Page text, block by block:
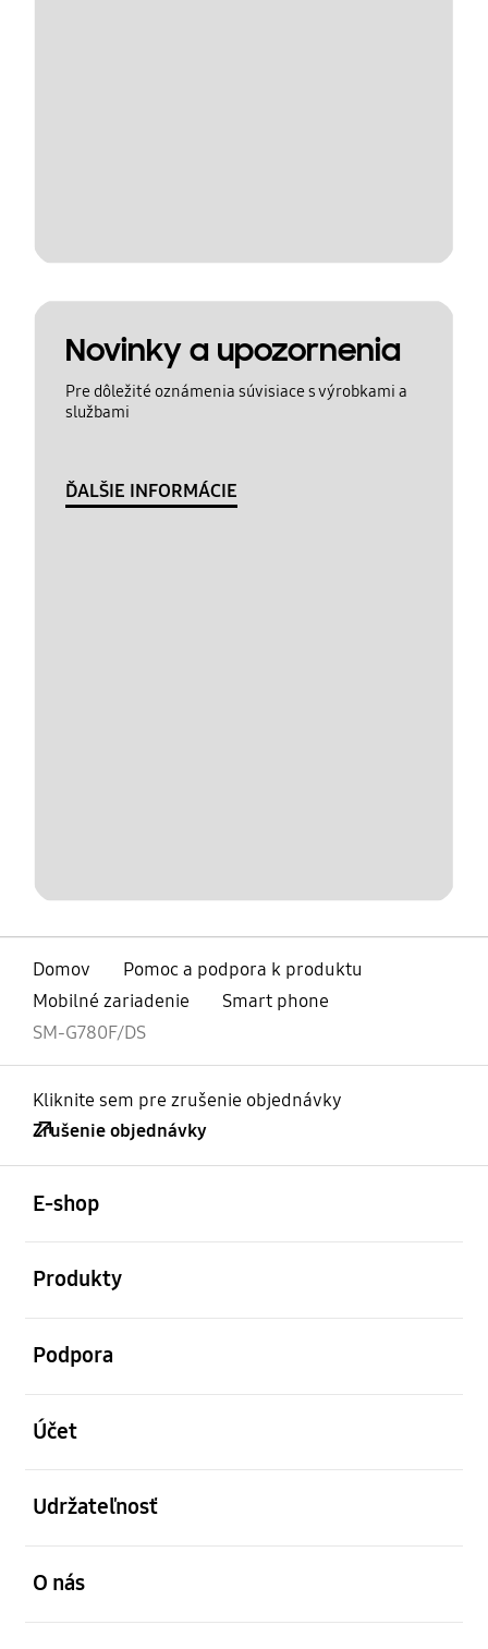
Novinky a upozornenia
Pre dôležité oznámenia súvisiace s výrobkami a
službami
ĎALŠIE INFORMÁCIE
Domov
Pomoc a podpora k produktu
Mobilné zariadenie
Smart phone
SM-G780F/DS
Kliknite sem pre zrušenie objednávky
Zrušenie objednávky
E-shop
Produkty
Podpora
Účet
Udržateľnosť
O nás